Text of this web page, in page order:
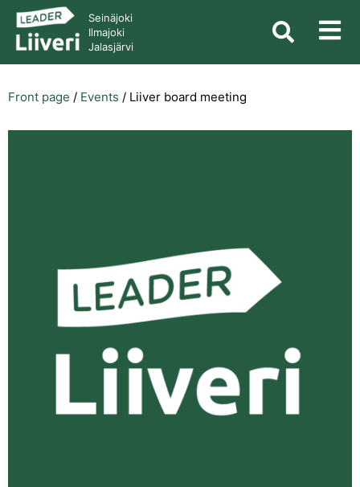
Seinäjoki
Ilmajoki
Jalasjärvi
Front page / Events / Liiver board meeting